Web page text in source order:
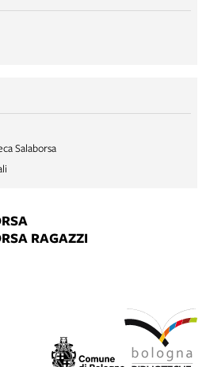
Salaborsa
RAGAZZI